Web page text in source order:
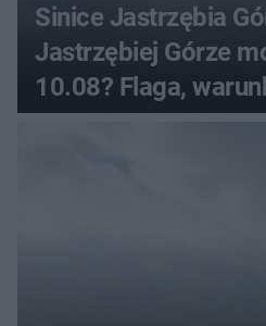
Sinice Jastrzębia
Jastrzębiej Górze
10.08? Flaga,